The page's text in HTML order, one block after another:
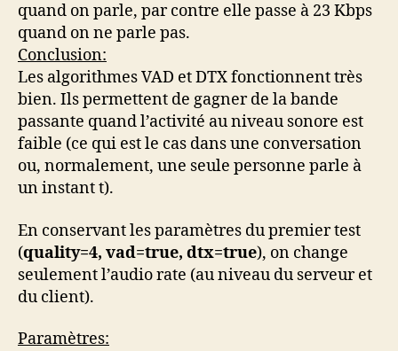
quand on parle, par contre elle passe à 23 Kbps
quand on ne parle pas.
Conclusion:
Les algorithmes VAD et DTX fonctionnent très
bien. Ils permettent de gagner de la bande
passante quand l’activité au niveau sonore est
faible (ce qui est le cas dans une conversation
ou, normalement, une seule personne parle à
un instant t).
En conservant les paramètres du premier test
(quality=4, vad=true, dtx=true), on change
seulement l’audio rate (au niveau du serveur et
du client).
Paramètres: